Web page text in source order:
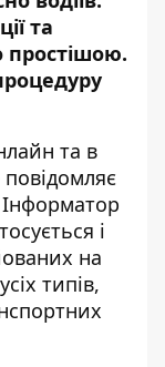
та
простішою.
та в
і
на
типів,